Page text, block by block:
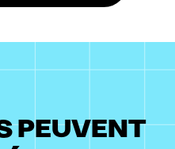
PEUVENT